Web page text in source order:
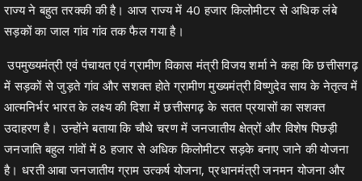
राज्य ने बहुत तरक्की की है। आज राज्य में 40 हजार किलोमीटर से अधिक लंबे
सड़कों का जाल गांव गांव तक फैल गया है।
उपमुख्यमंत्री एवं पंचायत एवं ग्रामीण विकास मंत्री विजय शर्मा ने कहा कि छत्तीसगढ़
में सड़कों से जुड़ते गांव और सशक्त होते ग्रामीण मुख्यमंत्री विष्णुदेव साय के नेतृत्व में
आत्मनिर्भर भारत के लक्ष्य की दिशा में छत्तीसगढ़ के सतत प्रयासों का सशक्त
उदाहरण है। उन्होंने बताया कि चौथे चरण में जनजातीय क्षेत्रों और विशेष पिछड़ी
जनजाति बहुल गांवों में 8 हजार से अधिक किलोमीटर सड़के बनाए जाने की योजना
है। धरती आबा जनजातीय ग्राम उत्कर्ष योजना, प्रधानमंत्री जनमन योजना और